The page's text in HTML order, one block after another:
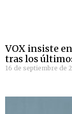
VOX insiste
tras los
16 de septiembre de